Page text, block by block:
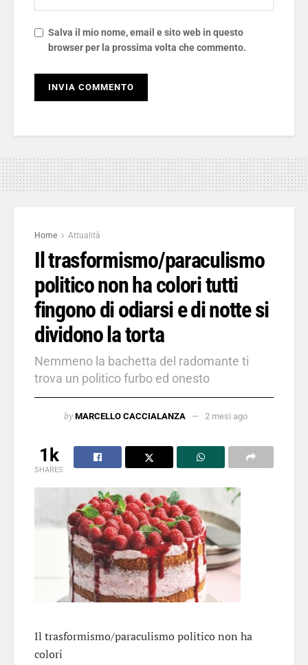
Salva il mio nome, email e sito web in questo
browser per la prossima volta che commento.
Home Attualità
Il trasformismo/paraculismo
politico non ha colori tutti
fingono di odiarsi e di notte si
dividono la torta
Nemmeno la bachetta del radomante ti
trova un politico furbo ed onesto
by MARCELLO CACCIALANZA 2 mesi ago
1k
SHARES
Il trasformismo/paraculismo politico non ha
colori